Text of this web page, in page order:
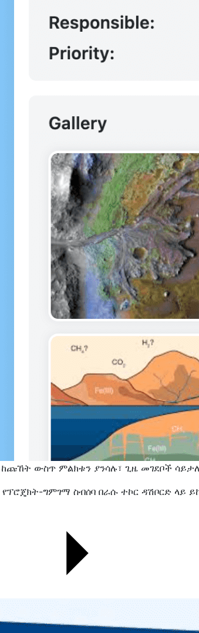
ውስጥ ምልክቱን ያንሳሉ፣ ጊዜ መገደቦች
ግምገማ ስብሰባ በራሱ ተኮር ዳሽቦርድ ላይ